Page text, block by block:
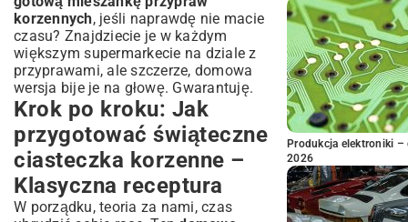
korzennych, jeśli naprawdę nie macie
czasu? Znajdziecie je w każdym
większym supermarkecie na dziale z
przyprawami, ale szczerze, domowa
wersja bije je na głowę. Gwarantuję.
Krok po kroku: Jak
przygotować świąteczne
ciasteczka korzenne –
Klasyczna receptura
W porządku, teoria za nami, czas
Produkcja elektroniki –
2026